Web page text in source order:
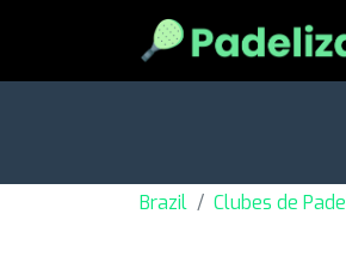
Brazil Clubes de